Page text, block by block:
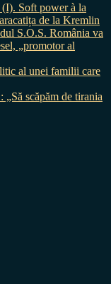
Soft power à la
de la Kremlin
S.O.S. România va
„promotor al
al unei familii care
scăpăm de tirania